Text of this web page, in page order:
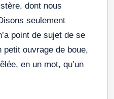
dont nous
seulement
point de sujet de se
petit ouvrage de boue,
en un mot, qu’un